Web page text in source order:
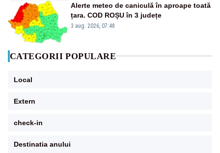
Alerte meteo de caniculă în aproape toată
țara. COD ROȘU în 3 județe
3 aug. 2026, 07:48
CATEGORII POPULARE
Local
Extern
check-in
Destinatia anului